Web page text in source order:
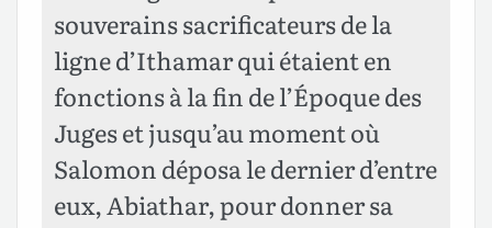
souverains sacrificateurs de la
ligne d’Ithamar qui étaient en
fonctions à la fin de l’Époque des
Juges et jusqu’au moment où
Salomon déposa le dernier d’entre
eux, Abiathar, pour donner sa